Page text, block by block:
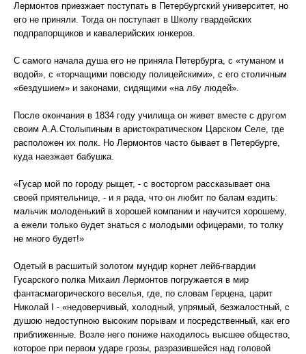
Лермонтов приезжает поступать в Петербургский университет, но
его не приняли. Тогда он поступает в Школу гвардейских
подпрапорщиков и кавалерийских юнкеров.
С самого начала душа его не приняла Петербурга, с «туманом и
водой», с «торчащими повсюду полицейскими», с его столичным
«бездушием» и законами, сидящими «на лбу людей».
После окончания в 1834 году училища он живет вместе с другом
своим А.А.Столыпиным в аристократическом Царском Селе, где
расположен их полк. Но Лермонтов часто бывает в Петербурге,
куда наезжает бабушка.
«Гусар мой по городу рыщет, - с восторгом рассказывает она
своей приятельнице, - и я рада, что он любит по балам ездить:
мальчик молоденький в хорошей компании и научится хорошему,
а ежели только будет знаться с молодыми офицерами, то толку
не много будет!»
Одетый в расшитый золотом мундир корнет лейб-гвардии
Гусарского полка Михаил Лермонтов погружается в мир
фантасмагорического веселья, где, по словам Герцена, царит
Николай I - «недоверчивый, холодный, упрямый, безжалостный, с
душою недоступною высоким порывам и посредственный, как его
приближенные. Возле него пониже находилось высшее общество,
которое при первом ударе грозы, разразившейся над головой